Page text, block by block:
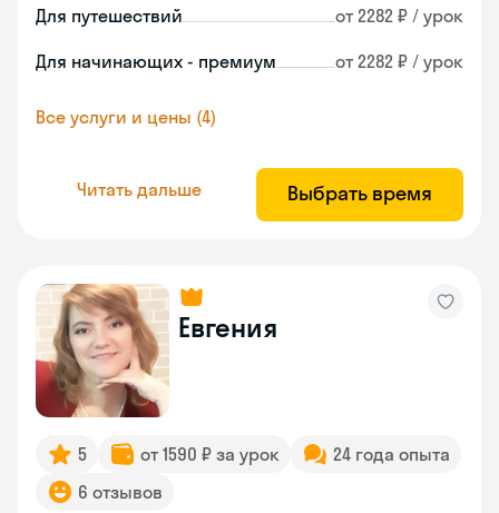
Для путешествий от 2282 ₽ / урок
Для начинающих - премиум от 2282 ₽ / урок
Все услуги и цены (4)
Читать дальше Выбрать время
Евгения
5 от 1590 ₽ за урок
24 года опыта
6 отзывов